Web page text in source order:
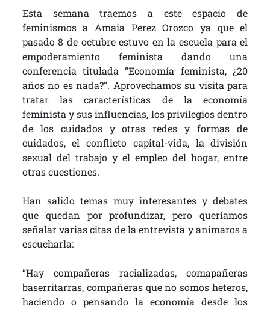
Esta semana traemos a este espacio de
feminismos a Amaia Perez Orozco ya que el
pasado 8 de octubre estuvo en la escuela para el
empoderamiento feminista dando una
conferencia titulada “Economía feminista, ¿20
años no es nada?”. Aprovechamos su visita para
tratar las características de la economía
feminista y sus influencias, los privilegios dentro
de los cuidados y otras redes y formas de
cuidados, el conflicto capital-vida, la división
sexual del trabajo y el empleo del hogar, entre
otras cuestiones.
Han salido temas muy interesantes y debates
que quedan por profundizar, pero queríamos
señalar varias citas de la entrevista y animaros a
escucharla:
“Hay compañeras racializadas, comapañeras
baserritarras, compañeras que no somos heteros,
haciendo o pensando la economía desde los